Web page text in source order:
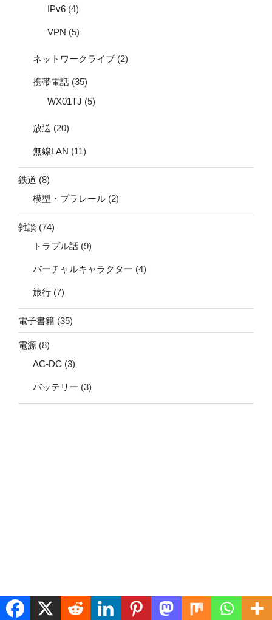
IPv6 (4)
VPN (5)
ネットワークライブ (2)
携帯電話 (35)
WX01TJ (5)
放送 (20)
無線LAN (11)
鉄道 (8)
模型・プラレール (2)
雑談 (74)
トラブル話 (9)
バーチャルキャラクター (4)
旅行 (7)
電子書籍 (35)
電源 (8)
AC-DC (3)
バッテリー (3)